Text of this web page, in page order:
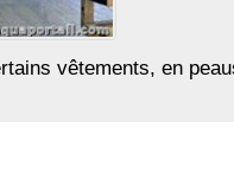
vêtements, en